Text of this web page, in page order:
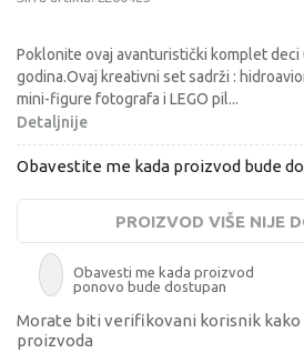
Poklonite ovaj avanturistički komplet deci
godina.Ovaj kreativni set sadrži :
mini-figure fotografa i LEGO pil...
Detaljnije
Obavestite me kada proizvod bude
PROIZVOD VIŠE NIJE
Obavesti me kada proizvod
ponovo bude dostupan
Morate biti verifikovani korisnik kako
proizvoda